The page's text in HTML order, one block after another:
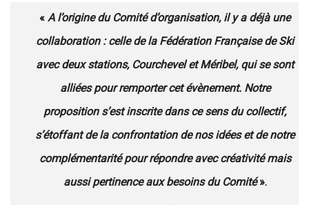
« A l’origine du Comité d’organisation, il y a déjà une
collaboration : celle de la Fédération Française de Ski
avec deux stations, Courchevel et Méribel, qui se sont
alliées pour remporter cet évènement. Notre
proposition s’est inscrite dans ce sens du collectif,
s’étoffant de la confrontation de nos idées et de notre
complémentarité pour répondre avec créativité mais
aussi pertinence aux besoins du Comité».